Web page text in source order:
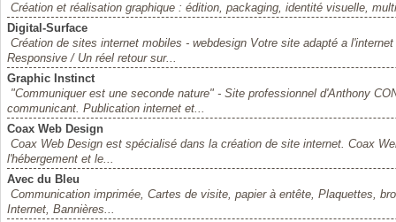
Création et réalisation graphique : édition, packaging, identité visuelle,
Digital-Surface
Création de sites internet mobiles - webdesign Votre site adapté a
Responsive / Un réel retour sur...
Graphic Instinct
"Communiquer est une seconde nature" - Site professionnel d'Anthony
communicant. Publication internet et...
Coax Web Design
Coax Web Design est spécialisé dans la création de site internet. Coax
l'hébergement et le...
Avec du Bleu
Communication imprimée, Cartes de visite, papier à entête, Plaquettes,
Internet, Bannières...